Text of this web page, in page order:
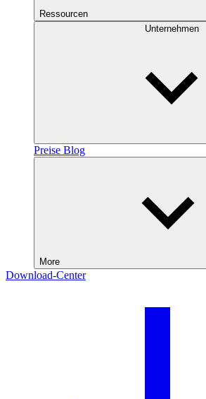
Ressourcen
Unternehmen
Preise Blog
More
Download-Center